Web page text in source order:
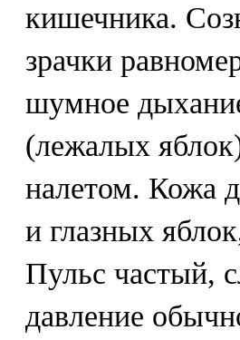
кишечника.
зрачки
шумное
(лежалых
налетом. Кожа
и глазных
Пульс частый,
давление